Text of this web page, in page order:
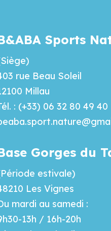
Sports
rue Beau Soleil
Millau
: (+33) 06 32 80 49 40
Gorges du
estivale)
Les Vignes
mardi au samedi :
13h / 16h-20h